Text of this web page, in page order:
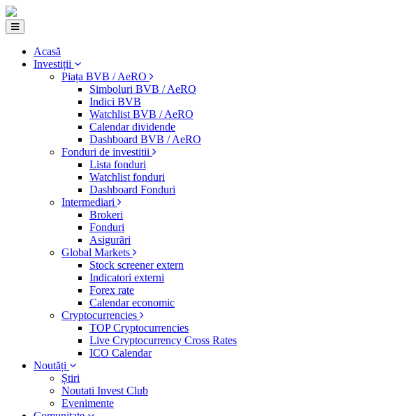
Acasă
Investiții
Piața BVB / AeRO
Simboluri BVB / AeRO
Indici BVB
Watchlist BVB / AeRO
Calendar dividende
Dashboard BVB / AeRO
Fonduri de investitii
Lista fonduri
Watchlist fonduri
Dashboard Fonduri
Intermediari
Brokeri
Fonduri
Asigurări
Global Markets
Stock screener extern
Indicatori externi
Forex rate
Calendar economic
Cryptocurrencies
TOP Cryptocurrencies
Live Cryptocurrency Cross Rates
ICO Calendar
Noutăți
Știri
Noutati Invest Club
Evenimente